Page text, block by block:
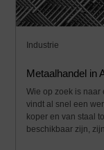
Industrie
Metaalhandel in
Wie op zoek is
vindt al snel een
koper en van staal
beschikbaar zijn,